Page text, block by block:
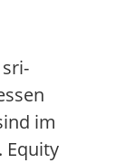
im
Equity